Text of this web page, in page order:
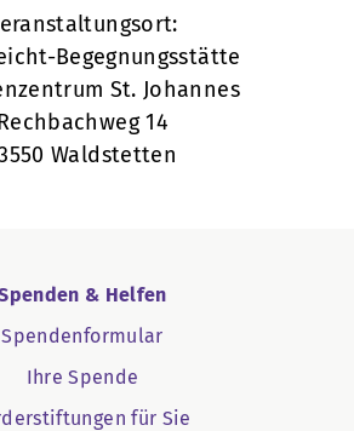
Begegnungsstätte
St. Johannes
14
Waldstetten
& Helfen
Spendenformular
Ihre Spende
für Sie